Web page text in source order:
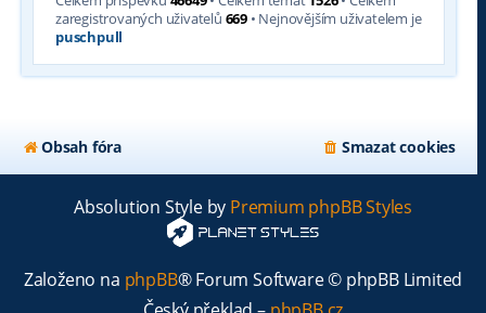
zaregistrovaných uživatelů 669 • Nejnovějším uživatelem je
puschpull
Obsah fóra Smazat cookies
Absolution Style by Premium phpBB Styles
Založeno na phpBB® Forum Software © phpBB Limited